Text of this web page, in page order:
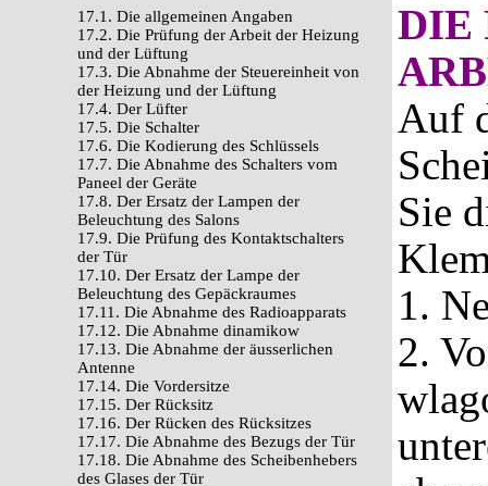
17.1. Die allgemeinen Angaben
17.2. Die Prüfung der Arbeit der Heizung
und der Lüftung
17.3. Die Abnahme der Steuereinheit von
der Heizung und der Lüftung
17.4. Der Lüfter
17.5. Die Schalter
17.6. Die Kodierung des Schlüssels
17.7. Die Abnahme des Schalters vom
Paneel der Geräte
17.8. Der Ersatz der Lampen der
Beleuchtung des Salons
17.9. Die Prüfung des Kontaktschalters
der Tür
17.10. Der Ersatz der Lampe der
Beleuchtung des Gepäckraumes
17.11. Die Abnahme des Radioapparats
17.12. Die Abnahme dinamikow
17.13. Die Abnahme der äusserlichen
Antenne
17.14. Die Vordersitze
17.15. Der Rücksitz
17.16. Der Rücken des Rücksitzes
17.17. Die Abnahme des Bezugs der Tür
17.18. Die Abnahme des Scheibenhebers
des Glases der Tür
DIE
Auf
Sie
1.
2.